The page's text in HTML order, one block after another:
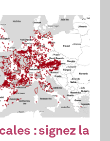
: signez la